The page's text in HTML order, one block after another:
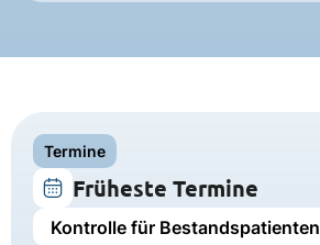
Termine
Früheste Termine
Kontrolle für Bestandspatienten